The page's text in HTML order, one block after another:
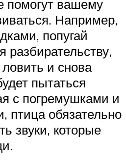
помогут вашему
Например,
попугай
разбирательству,
и снова
пытаться
с погремушками и
птица обязательно
звуки, которые